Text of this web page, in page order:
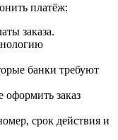
платёж:
заказа.
банки требуют
оформить заказ
срок действия и